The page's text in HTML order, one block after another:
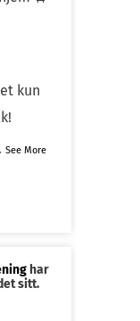
kun
See More
har
sitt.